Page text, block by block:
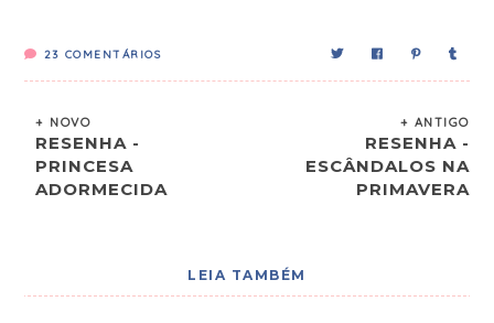
23 COMENTÁRIOS
+ NOVO
RESENHA -
PRINCESA
ADORMECIDA
+ ANTIGO
RESENHA -
ESCÂNDALOS NA
PRIMAVERA
LEIA TAMBÉM